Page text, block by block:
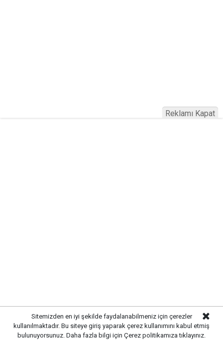
Sitemizden en iyi şekilde faydalanabilmeniz için çerezler
kullanılmaktadır. Bu siteye giriş yaparak çerez kullanımını kabul etmiş
bulunuyorsunuz. Daha fazla bilgi için Çerez politikamıza tıklayınız.
Reklamı Kapat